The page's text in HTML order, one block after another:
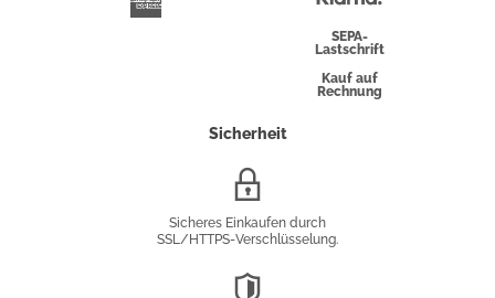
SEPA-
Lastschrift
Kauf auf
Rechnung
Sicherheit
Sicheres Einkaufen durch
SSL/HTTPS-Verschlüsselung.